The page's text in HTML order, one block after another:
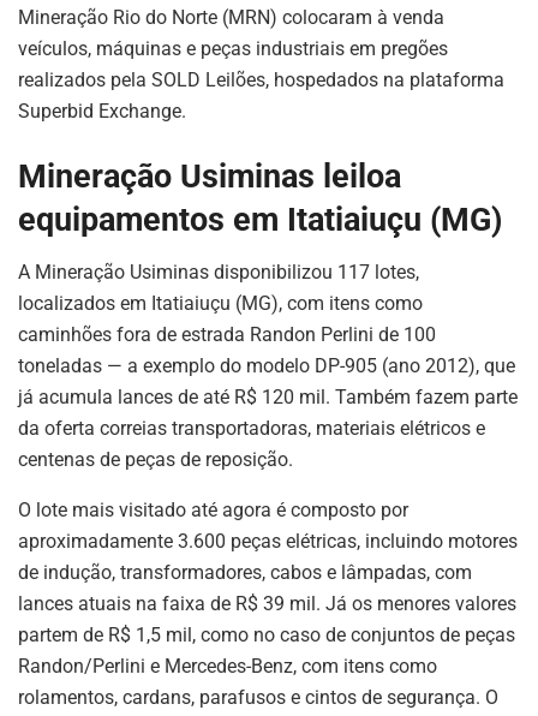
Mineração Rio do Norte (MRN) colocaram à venda
veículos, máquinas e peças industriais em pregões
realizados pela SOLD Leilões, hospedados na plataforma
Superbid Exchange.
Mineração Usiminas leiloa
equipamentos em Itatiaiuçu (MG)
A Mineração Usiminas disponibilizou 117 lotes,
localizados em Itatiaiuçu (MG), com itens como
caminhões fora de estrada Randon Perlini de 100
toneladas — a exemplo do modelo DP-905 (ano 2012), que
já acumula lances de até R$ 120 mil. Também fazem parte
da oferta correias transportadoras, materiais elétricos e
centenas de peças de reposição.
O lote mais visitado até agora é composto por
aproximadamente 3.600 peças elétricas, incluindo motores
de indução, transformadores, cabos e lâmpadas, com
lances atuais na faixa de R$ 39 mil. Já os menores valores
partem de R$ 1,5 mil, como no caso de conjuntos de peças
Randon/Perlini e Mercedes-Benz, com itens como
rolamentos, cardans, parafusos e cintos de segurança. O